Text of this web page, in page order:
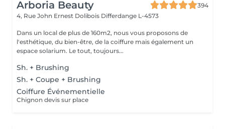
Arboria Beauty
394
4, Rue John Ernest Dolibois Differdange L-4573
Dans un local de plus de 160m2, nous vous proposons de
l'esthétique, du bien-être, de la coiffure mais également un
espace solarium. Le tout, toujours...
Sh. + Brushing
Sh. + Coupe + Brushing
Coiffure Événementielle
Chignon devis sur place